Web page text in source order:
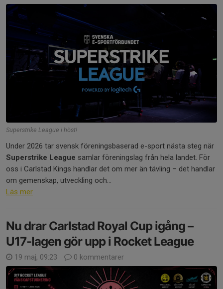
Superstrike League i höst!
Under 2026 tar svensk föreningsbaserad e-sport nästa steg när
Superstrike League samlar föreningslag från hela landet. För
oss i Carlstad Kings handlar det om mer än tävling – det handlar
om gemenskap, utveckling och...
Läs mer
Nu drar Carlstad Royal Cup igång –
U17-lagen gör upp i Rocket League
19 maj, 09:23 0 kommentarer